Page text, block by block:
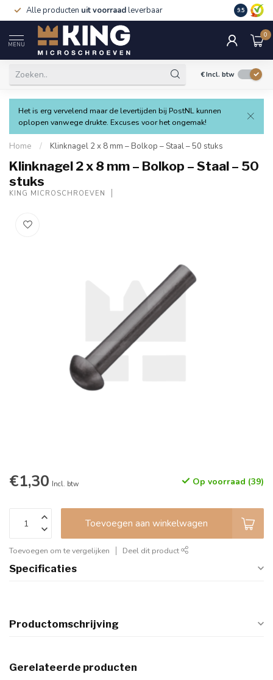
Alle producten uit voorraadleverbaar 9.5
MENU
0
€Incl. btw
Het is erg vervelend maar de levertijden bij PostNL kunnen
oplopen vanwege drukte. Excuses voor het ongemak!
Home / Klinknagel 2 x 8 mm – Bolkop – Staal – 50 stuks
Klinknagel 2 x 8 mm – Bolkop – Staal – 50
stuks
KING MICROSCHROEVEN
€1,30 Incl. btw Op voorraad (39)
Toevoegen aan winkelwagen
Toevoegen om te vergelijken Deel dit product
Specificaties
Productomschrijving
Gerelateerde producten